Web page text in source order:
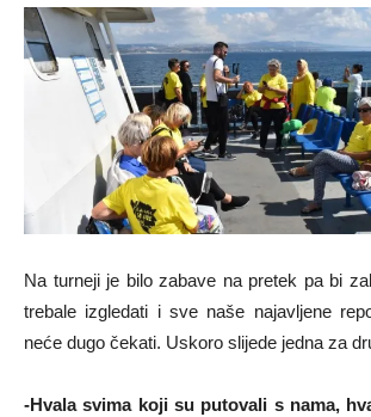
Na turneji je bilo zabave na pretek pa bi
trebale izgledati i sve naše najavljene
neće dugo čekati. Uskoro slijede jedna za
-Hvala svima koji su putovali s nama,